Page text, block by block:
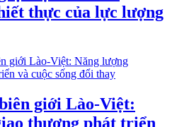
thực của lực lượng
giới Lào-Việt:
thương phát triển